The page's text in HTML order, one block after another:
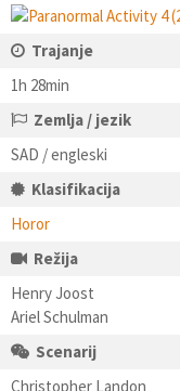
Trajanje
1h 28min
Zemlja / jezik
SAD / engleski
Klasifikacija
Horor
Režija
Henry Joost
Ariel Schulman
Scenarij
Christopher Landon